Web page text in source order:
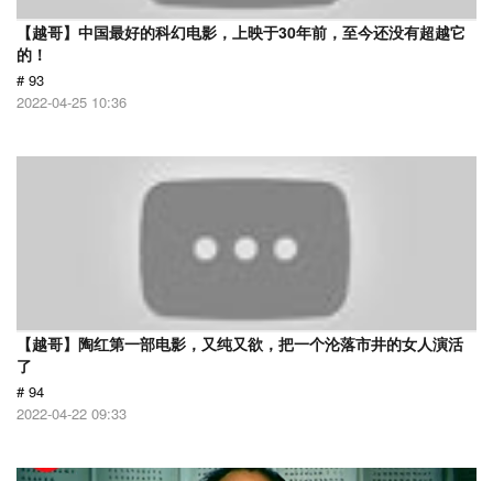
【越哥】中国最好的科幻电影，上映于30年前，至今还没有超越它
的！
# 93
2022-04-25 10:36
【越哥】陶红第一部电影，又纯又欲，把一个沦落市井的女人演活
了
# 94
2022-04-22 09:33